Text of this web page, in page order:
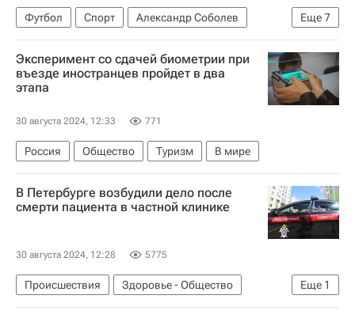
Еще7
Футбол Спорт
Александр Соболев
Юрий Семин
Александр Медведев
Газпром
Зенит
Спартак Москва
Трансферы в РПЛ
РПЛ 2026-2027 (Чемпионат России по футболу)
Эксперимент со сдачей биометрии при
въезде иностранцев пройдет в два
этапа
30 августа 2024, 12:33 771
Россия Общество Туризм В мире
В Петербурге возбудили дело после
смерти пациента в частной клинике
30 августа 2024, 12:28 5775
Еще 1
Происшествия
Здоровье - Общество
Санкт-Петербург